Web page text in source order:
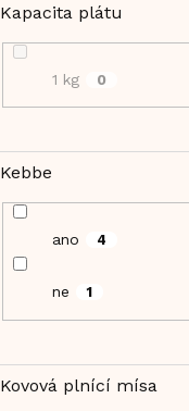
Kapacita plátu
1 kg 0
Kebbe
ano 4
ne 1
Kovová plnící mísa